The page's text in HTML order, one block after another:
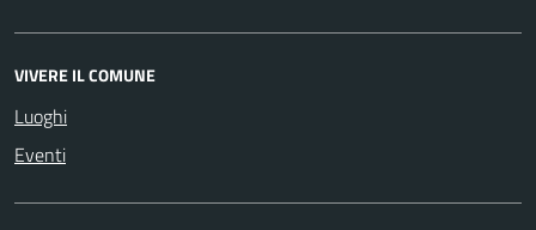
VIVERE IL COMUNE
Luoghi
Eventi